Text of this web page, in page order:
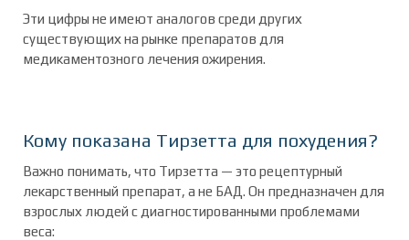
Эти цифры не имеют аналогов среди других
существующих на рынке препаратов для
медикаментозного лечения ожирения.
Кому показана Тирзетта для похудения?
Важно понимать, что Тирзетта — это рецептурный
лекарственный препарат, а не БАД. Он предназначен для
взрослых людей с диагностированными проблемами
веса: